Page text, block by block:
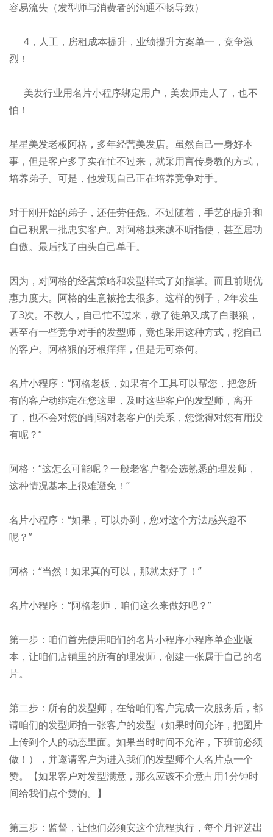
容易流失（发型师与消费者的沟通不畅导致）
4，人工，房租成本提升，业绩提升方案单一，竞争激
烈！
美发行业用名片小程序绑定用户，美发师走人了，也不
怕！
星星美发老板阿格，多年经营美发店。虽然自己一身好本
事，但是客户多了实在忙不过来，就采用言传身教的方式，
培养弟子。可是，他发现自己正在培养竞争对手。
对于刚开始的弟子，还任劳任怨。不过随着，手艺的提升和
自己积累一批忠实客户。对阿格越来越不听指使，甚至居功
自傲。最后找了由头自己单干。
因为，对阿格的经营策略和发型样式了如指掌。而且前期优
惠力度大。阿格的生意被抢去很多。这样的例子，2年发生
了3次。不教人，自己忙不过来，教了徒弟又成了白眼狼，
甚至有一些竞争对手的发型师，竟也采用这种方式，挖自己
的客户。阿格狠的牙根痒痒，但是无可奈何。
名片小程序：“阿格老板，如果有个工具可以帮您，把您所
有的客户动绑定在您这里，及时这些客户的发型师，离开
了，也不会对您的削弱对老客户的关系，您觉得对您有用没
有呢？”
阿格：“这怎么可能呢？一般老客户都会选熟悉的理发师，
这种情况基本上很难避免！”
名片小程序：“如果，可以办到，您对这个方法感兴趣不
呢？”
阿格：“当然！如果真的可以，那就太好了！”
名片小程序：“阿格老师，咱们这么来做好吧？”
第一步：咱们首先使用咱们的名片小程序小程序单企业版
本，让咱们店铺里的所有的理发师，创建一张属于自己的名
片。
第二步：所有的发型师，在给咱们客户完成一次服务后，都
请咱们的发型师拍一张客户的发型（如果时间允许，把图片
上传到个人的动态里面。如果当时时间不允许，下班前必须
做！），并邀请客户为进入我们的发型师个人名片点一个
赞。【如果客户对发型满意，那么应该不介意占用1分钟时
间给我们点个赞的。】
第三步：监督，让他们必须安这个流程执行，每个月评选出